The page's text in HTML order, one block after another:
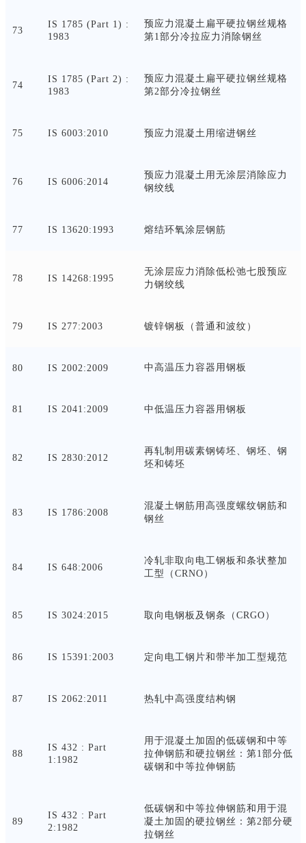
73
IS 1785 (Part 1) :
1983
预应力混凝土扁平硬拉钢丝规格
第1部分冷拉应力消除钢丝
74
IS 1785 (Part 2) :
1983
预应力混凝土扁平硬拉钢丝规格
第2部分冷拉钢丝
75 IS 6003:2010 预应力混凝土用缩进钢丝
76 IS 6006:2014
预应力混凝土用无涂层消除应力
钢绞线
77 IS 13620:1993 熔结环氧涂层钢筋
78 IS 14268:1995
无涂层应力消除低松弛七股预应
力钢绞线
79 IS 277:2003 镀锌钢板（普通和波纹）
80 IS 2002:2009 中高温压力容器用钢板
81 IS 2041:2009 中低温压力容器用钢板
82 IS 2830:2012
再轧制用碳素钢铸坯、钢坯、钢
坯和铸坯
83 IS 1786:2008
混凝土钢筋用高强度螺纹钢筋和
钢丝
84 IS 648:2006
冷轧非取向电工钢板和条状整加
工型（ CRNO）
85 IS 3024:2015 取向电钢板及钢条（ CRGO）
86 IS 15391:2003 定向电工钢片和带半加工型规范
87 IS 2062:2011 热轧中高强度结构钢
88
IS 432 : Part
1:1982
用于混凝土加固的低碳钢和中等
拉伸钢筋和硬拉钢丝：第1部分低
碳钢和中等拉伸钢筋
89
IS 432 : Part
2:1982
低碳钢和中等拉伸钢筋和用于混
凝土加固的硬拉钢丝：第2部分硬
拉钢丝